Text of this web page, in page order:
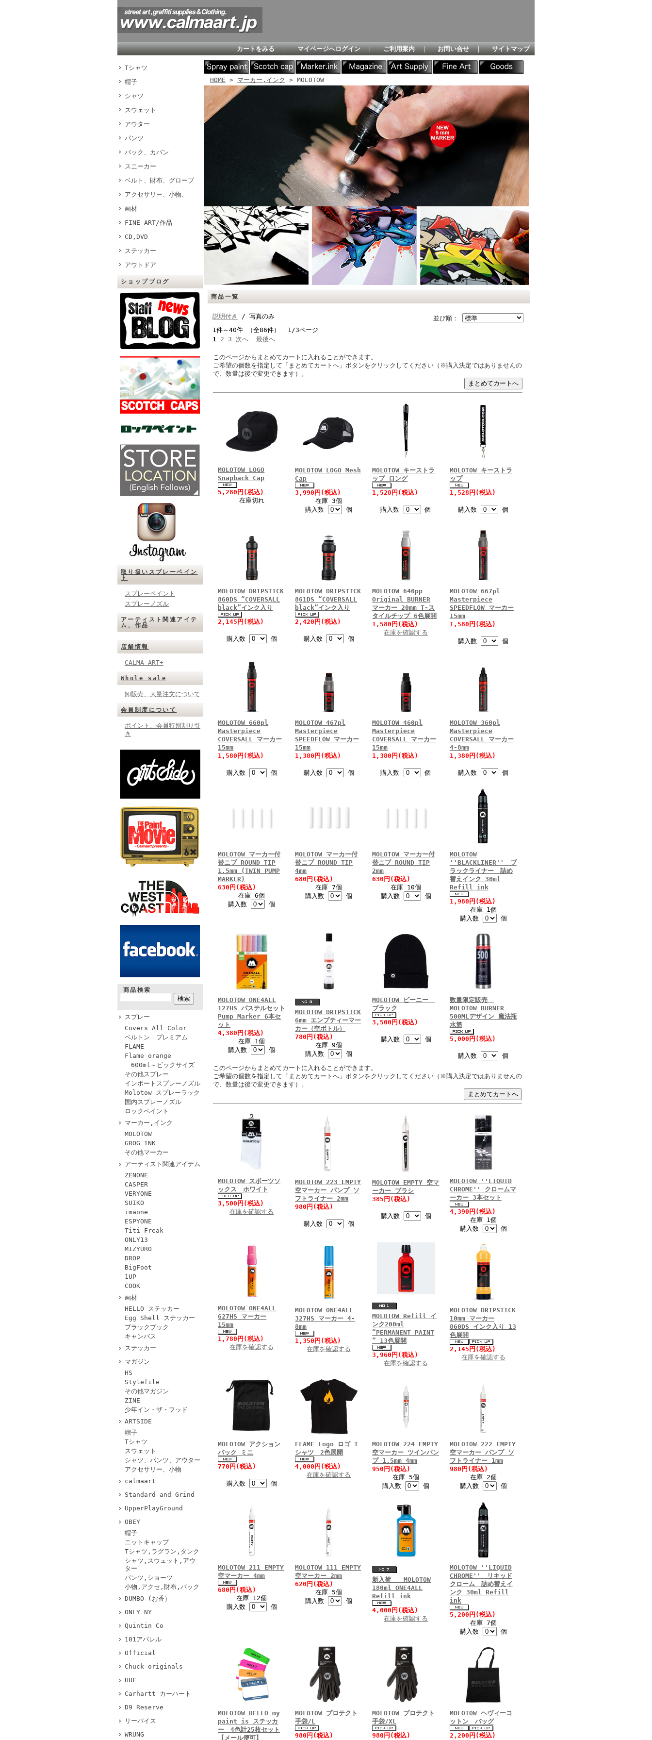
カートをみる ｜ マイページへログイン ｜ ご利用案内 ｜ お問い合せ ｜ サイトマップ
Tシャツ
帽子
シャツ
スウェット
アウター
パンツ
バック、カバン
スニーカー
ベルト、財布、グローブ
アクセサリー、小物、
画材
FINE ART/作品
CD,DVD
ステッカー
アウトドア
ショップブログ
取り扱いスプレーペイン
ト
スプレーペイント
スプレーノズル
アーティスト関連アイテ
ム、作品
店舗情報
CALMA ART+
Whole sale
卸販売、大量注文について
会員制度について
ポイント、会員特別割り引
き
商品検索
スプレー
Covers All Color
ベルトン プレミアム
FLAME
Flame orange
600ml～ビックサイズ
その他スプレー
インポートスプレーノズル
Molotow スプレーラック
国内スプレーノズル
ロックペイント
マーカー,インク
MOLOTOW
GROG INK
その他マーカー
アーティスト関連アイテム
ZENONE
CASPER
VERYONE
SUIKO
imaone
ESPYONE
Titi Freak
ONLY13
MIZYURO
DROP
BigFoot
1UP
COOK
画材
HELLO ステッカー
Egg Shell ステッカー
ブラックブック
キャンバス
ステッカー
マガジン
HS
Stylefile
その他マガジン
ZINE
少年イン・ザ・フッド
ARTSIDE
帽子
Tシャツ
スウェット
シャツ、パンツ、アウター
アクセサリー、小物
calmaart
Standard and Grind
UpperPlayGround
OBEY
帽子
ニットキャップ
Tシャツ,ラグラン,タンク
シャツ,スウェット,アウ
ター
パンツ,ショーツ
小物,アクセ,財布,バック
DUMBO (お香）
ONLY NY
Quintin Co
101アパレル
Official
Chuck originals
HUF
Carhartt カーハート
D9 Reserve
リーバイス
WRUNG
HOME > マーカー,インク > MOLOTOW
商品一覧
並び順：
説明付き
/ 写真のみ
1件～40件 （全86件） 1/3ページ
1 2 3 次へ 最後へ
このページからまとめてカートに入れることができます。
ご希望の個数を指定して「まとめてカートへ」ボタンをクリックしてください（※購入決定ではありませんの
で、数量は後で変更できます）。
MOLOTOW LOGO
Snapback Cap
5,280円(税込)
在庫切れ
MOLOTOW LOGO Mesh
Cap
3,990円(税込)
在庫 3個
購入数
個
MOLOTOW キーストラ
ップ ロング
1,528円(税込)
購入数 個
MOLOTOW キーストラ
ップ
1,528円(税込)
購入数 個
MOLOTOW DRIPSTICK
860DS “COVERSALL
black”インク入り
2,145円(税込)
購入数 個
MOLOTOW DRIPSTICK
861DS “COVERSALL
black”インク入り
2,420円(税込)
購入数 個
MOLOTOW 640pp
Original BURNER
マーカー 20mm T-ス
タイルチップ 6色展開
1,580円(税込)
在庫を確認する
MOLOTOW 667pl
Masterpiece
SPEEDFLOW マーカー
15mm
1,580円(税込)
購入数 個
MOLOTOW 660pl
Masterpiece
COVERSALL マーカー
15mm
1,580円(税込)
購入数 個
MOLOTOW 467pl
Masterpiece
SPEEDFLOW マーカー
15mm
1,380円(税込)
購入数 個
MOLOTOW 460pl
Masterpiece
COVERSALL マーカー
15mm
1,380円(税込)
購入数 個
MOLOTOW 360pl
Masterpiece
COVERSALL マーカー
4-8mm
1,380円(税込)
購入数 個
MOLOTOW マーカー付
替ニブ ROUND TIP
1.5mm (TWIN PUMP
MARKER)
630円(税込)
在庫 6個
購入数
個
MOLOTOW マーカー付
替ニブ ROUND TIP
4mm
680円(税込)
在庫 7個
購入数
個
MOLOTOW マーカー付
替ニブ ROUND TIP
2mm
630円(税込)
在庫 10個
購入数
個
MOLOTOW
''BLACKLINER'' ブ
ラックライナー 詰め
替えインク 30ml
Refill ink
1,980円(税込)
在庫 1個
購入数
個
MOLOTOW ONE4ALL
127HS パステルセット
Pump Marker 6本セ
ット
4,380円(税込)
在庫 1個
購入数
個
MOLOTOW DRIPSTICK
6mm エンプティーマー
カー（空ボトル）
780円(税込)
在庫 9個
購入数
個
MOLOTOW ビーニー
ブラック
3,500円(税込)
購入数 個
数量限定販売
MOLOTOW BURNER
500MLデザイン 魔法瓶
水筒
5,000円(税込)
購入数
個
このページからまとめてカートに入れることができます。
ご希望の個数を指定して「まとめてカートへ」ボタンをクリックしてください（※購入決定ではありませんの
で、数量は後で変更できます）。
MOLOTOW スポーツソ
ックス ホワイト
3,500円(税込)
在庫を確認する
MOLOTOW 223 EMPTY
空マーカー パンプ ソ
フトライナー 2mm
980円(税込)
購入数 個
MOLOTOW EMPTY 空マ
ーカー ブラシ
385円(税込)
購入数 個
MOLOTOW ''LIQUID
CHROME'' クロームマ
ーカー 3本セット
4,390円(税込)
在庫 1個
購入数
個
MOLOTOW ONE4ALL
627HS マーカー
15mm
1,780円(税込)
在庫を確認する
MOLOTOW ONE4ALL
327HS マーカー 4-
8mm
1,350円(税込)
在庫を確認する
MOLOTOW Refill イ
ンク200ml
“PERMANENT PAINT
” 13色展開
3,960円(税込)
在庫を確認する
MOLOTOW DRIPSTICK
10mm マーカー
860DS インク入り 13
色展開
2,145円(税込)
在庫を確認する
MOLOTOW アクション
バック ミニ
770円(税込)
購入数 個
FLAME Logo ロゴ T
シャツ 2色展開
4,000円(税込)
在庫を確認する
MOLOTOW 224 EMPTY
空マーカー ツインパン
プ 1.5mm 4mm
950円(税込)
在庫 5個
購入数
個
MOLOTOW 222 EMPTY
空マーカー パンプ ソ
フトライナー 1mm
980円(税込)
在庫 2個
購入数
個
MOLOTOW 211 EMPTY
空マーカー 4mm
680円(税込)
在庫 12個
購入数
個
MOLOTOW 111 EMPTY
空マーカー 2mm
620円(税込)
在庫 5個
購入数
個
新入荷 MOLOTOW
180ml ONE4ALL
Refill ink
4,000円(税込)
在庫を確認する
MOLOTOW ''LIQUID
CHROME'' リキッド
クローム 詰め替えイ
ンク 30ml Refill
ink
5,200円(税込)
在庫 7個
購入数
個
MOLOTOW HELLO my
paint is ステッカ
ー 4色計25枚セット
【メール便可】
MOLOTOW プロテクト
手袋/L
980円(税込)
MOLOTOW プロテクト
手袋/XL
980円(税込)
MOLOTOW ヘヴィーコ
ットン バッグ
2,200円(税込)